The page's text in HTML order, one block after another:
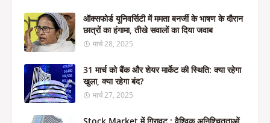
ऑक्सफोर्ड यूनिवर्सिटी में ममता बनर्जी के भाषण के दौरान
छात्रों का हंगामा, तीखे सवालों का दिया जवाब
मार्च 28, 2025
31 मार्च को बैंक और शेयर मार्केट की स्थिति: क्या रहेगा
खुला, क्या रहेगा बंद?
मार्च 27, 2025